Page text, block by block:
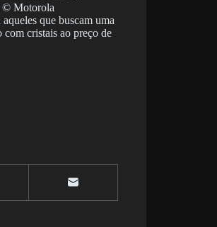
© Motorola
que buscam uma
com cristais ao preço de